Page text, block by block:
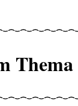
Thema